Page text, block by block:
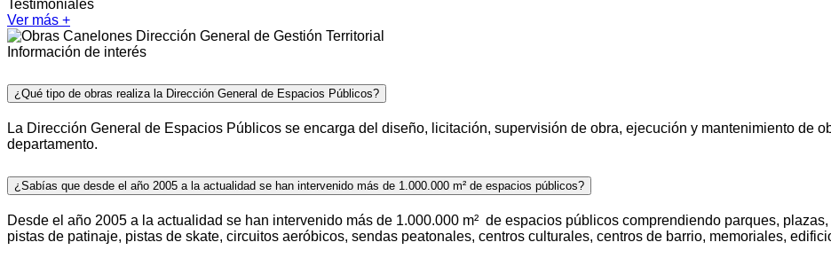
Testimoniales
Ver más +
Dirección General de Gestión Territorial
Información de interés
¿Qué tipo de obras realiza la Dirección General de Espacios Públicos?
La Dirección General de Espacios Públicos se encarga del diseño, licitación, supervisión de obra, ejecución y mantenimiento de
departamento.
¿Sabías que desde el año 2005 a la actualidad se han intervenido más de 1.000.000 m² de espacios públicos?
Desde el año 2005 a la actualidad se han intervenido más de 1.000.000 m² de espacios públicos comprendiendo parques,
pistas de patinaje, pistas de skate, circuitos aeróbicos, sendas peatonales, centros culturales, centros de barrio, memoriales,